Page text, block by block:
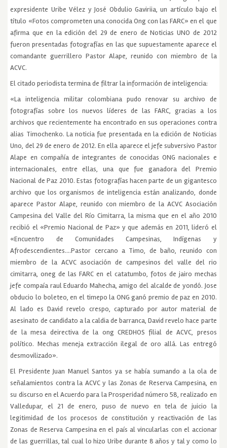
expresidente Uribe Vélez y José Obdulio Gaviriia, un artículo bajo el
título «Fotos comprometen una conocida Ong con las FARC» en el que
afirma que en la edición del 29 de enero de Noticias UNO de 2012
fueron presentadas fotografías en las que supuestamente aparece el
comandante guerrillero Pastor Alape, reunido con miembro de la
ACVC.
El citado periodista termina de filtrar la información de inteligencia:
«La inteligencia militar colombiana pudo renovar su archivo de
fotografías sobre los nuevos líderes de las FARC, gracias a los
archivos que recientemente ha encontrado en sus operaciones contra
alias Timochenko. La noticia fue presentada en la edición de Noticias
Uno, del 29 de enero de 2012. En ella aparece el jefe subversivo Pastor
Alape en compañía de integrantes de conocidas ONG nacionales e
internacionales, entre ellas, una que fue ganadora del Premio
Nacional de Paz 2010. Estas fotografías hacen parte de un gigantesco
archivo que los organismos de inteligencia están analizando, donde
aparece Pastor Alape, reunido con miembro de la ACVC Asociación
Campesina del Valle del Río Cimitarra, la misma que en el año 2010
recibió el «Premio Nacional de Paz» y que además en 2011, lideró el
«Encuentro de Comunidades Campesinas, Indígenas y
Afrodescendientes….Pastor cercano a Timo, de baño, reunido con
miembro de la ACVC asociación de campesinos del valle del rio
cimitarra, oneg de las FARC en el catatumbo, fotos de jairo mechas
jefe compaía raul Eduardo Mahecha, amigo del alcalde de yondó. Jose
obducio lo boleteo, en el timepo la ONG ganó premio de paz en 2010.
Al lado es David revelo crespo, capturado por autor material de
asesinato de candidato a la caldia de barranca, David revelo hace parte
de la mesa deirectiva de la ong CREDHOS filial de ACVC, presos
político. Mechas meneja extracción ilegal de oro allá. Las entregó
desmovilizado».
El Presidente Juan Manuel Santos ya se había sumando a la ola de
señalamientos contra la ACVC y las Zonas de Reserva Campesina, en
su discurso en el Acuerdo para la Prosperidad número 58, realizado en
Valledupar, el 21 de enero, puso de nuevo en tela de juicio la
legitimidad de los procesos de constitución y reactivación de las
Zonas de Reserva Campesina en el país al vincularlas con el accionar
de las guerrillas, tal cual lo hizo Uribe durante 8 años y tal y como lo